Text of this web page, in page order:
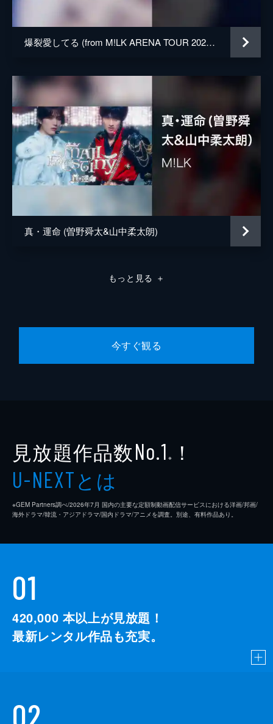
爆裂愛してる (from M!LK ARENA TOUR 2025-2026「SMILE POP!」 LIVE at 国立代々木競技場 第一体育館 2026.02.11)
真・運命 (曽野舜太&山中柔太朗)
もっと見る ＋
今すぐ観る
見放題作品数No.1 ※ ！
U-NEXTとは
※GEM Partners調べ/2026年7⽉ 国内の主要な定額制動画配信サービスにおける洋画/邦画/
海外ドラマ/韓流・アジアドラマ/国内ドラマ/アニメを調査。別途、有料作品あり。
01
420,000 本以上が見放題！
最新レンタル作品も充実。
02